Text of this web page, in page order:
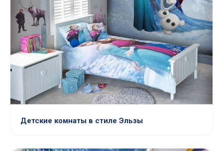
Детские комнаты в стиле Эльзы